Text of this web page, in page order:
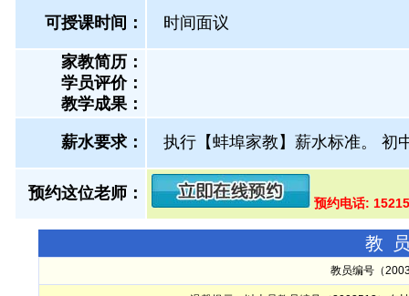
可授课时间： 时间面议
家教简历：
学员评价：
教学成果：
薪水要求： 执行【蚌埠家教】薪水标准。 初
预约这位老师：
预约电话:
教
教员编号（